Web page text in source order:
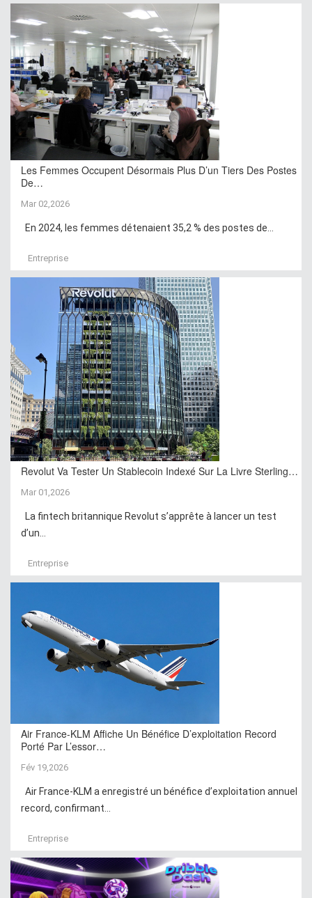
Les Femmes Occupent Désormais Plus D’un Tiers Des Postes
De…
Mar 02,2026
En 2024, les femmes détenaient 35,2 % des postes de...
Entreprise
Revolut Va Tester Un Stablecoin Indexé Sur La Livre Sterling…
Mar 01,2026
La fintech britannique Revolut s’apprête à lancer un test
d’un...
Entreprise
Air France-KLM Affiche Un Bénéfice D’exploitation Record
Porté Par L’essor…
Fév 19,2026
Air France-KLM a enregistré un bénéfice d’exploitation annuel
record, confirmant...
Entreprise